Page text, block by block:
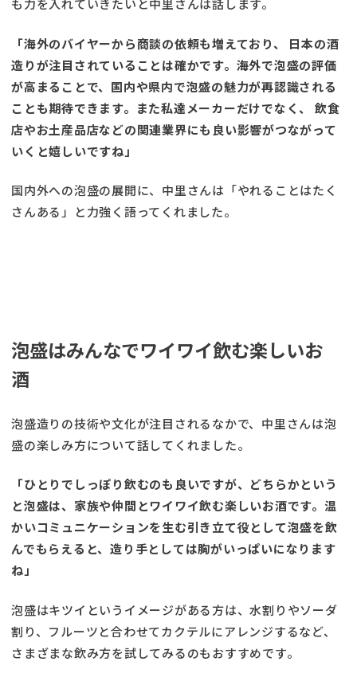
も力を入れていきたいと中里さんは話します。
「海外のバイヤーから商談の依頼も増えており、 日本の酒
造りが注目されていることは確かです。海外で泡盛の評価
が高まることで、国内や県内で泡盛の魅力が再認識される
ことも期待できます。また私達メーカーだけでなく、 飲食
店やお土産品店などの関連業界にも良い影響がつながって
いくと嬉しいですね」
国内外への泡盛の展開に、中里さんは「やれることはたく
さんある」と力強く語ってくれました。
泡盛はみんなでワイワイ飲む楽しいお
酒
泡盛造りの技術や文化が注目されるなかで、中里さんは泡
盛の楽しみ方について話してくれました。
「ひとりでしっぽり飲むのも良いですが、どちらかという
と泡盛は、家族や仲間とワイワイ飲む楽しいお酒です。温
かいコミュニケーションを生む引き立て役として泡盛を飲
んでもらえると、造り手としては胸がいっぱいになります
ね」
泡盛はキツイというイメージがある方は、水割りやソーダ
割り、フルーツと合わせてカクテルにアレンジするなど、
さまざまな飲み方を試してみるのもおすすめです。